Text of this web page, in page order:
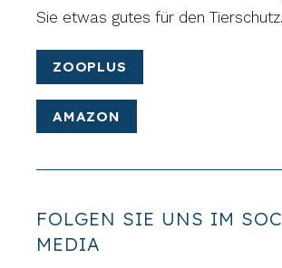
Sie etwas gutes für den Tierschutz.
ZOOPLUS
AMAZON
FOLGEN SIE UNS IM
MEDIA